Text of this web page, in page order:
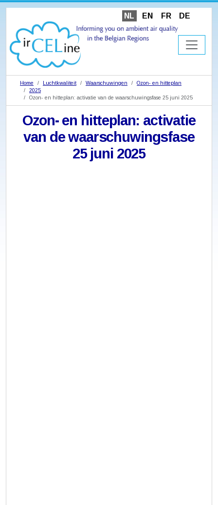
NL EN FR DE
Home Luchtkwaliteit Waarschuwingen
Ozon- en hitteplan
2025
Ozon- en hitteplan: activatie van de waarschuwingsfase 25 juni 2025
Ozon- en hitteplan: activatie
van de waarschuwingsfase
25 juni 2025